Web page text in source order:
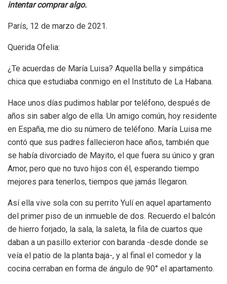
intentar comprar algo.
París, 12 de marzo de 2021.
Querida Ofelia:
¿Te acuerdas de María Luisa? Aquella bella y simpática
chica que estudiaba conmigo en el Instituto de La Habana.
Hace unos días pudimos hablar por teléfono, después de
años sin saber algo de ella. Un amigo común, hoy residente
en España, me dio su número de teléfono. María Luisa me
contó que sus padres fallecieron hace años, también que
se había divorciado de Mayito, el que fuera su único y gran
Amor, pero que no tuvo hijos con él, esperando tiempo
mejores para tenerlos, tiempos que jamás llegaron.
Así ella vive sola con su perrito Yulí en aquel apartamento
del primer piso de un inmueble de dos. Recuerdo el balcón
de hierro forjado, la sala, la saleta, la fila de cuartos que
daban a un pasillo exterior con baranda -desde donde se
veía el patio de la planta baja-, y al final el comedor y la
cocina cerraban en forma de ángulo de 90° el apartamento.